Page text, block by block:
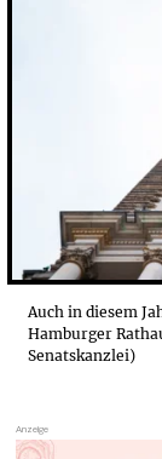
Auch in diesem
Hamburger
Senatskanzlei)